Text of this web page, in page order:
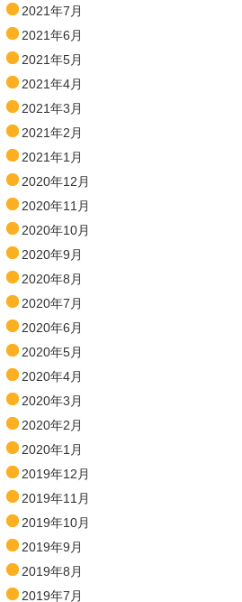
2021年7月
2021年6月
2021年5月
2021年4月
2021年3月
2021年2月
2021年1月
2020年12月
2020年11月
2020年10月
2020年9月
2020年8月
2020年7月
2020年6月
2020年5月
2020年4月
2020年3月
2020年2月
2020年1月
2019年12月
2019年11月
2019年10月
2019年9月
2019年8月
2019年7月